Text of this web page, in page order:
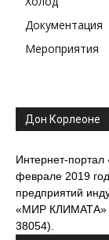
Документация
Мероприятия
Дон Корлеоне
Интернет-
феврале 2019
предприятий
«МИР КЛИМАТА»
38054).